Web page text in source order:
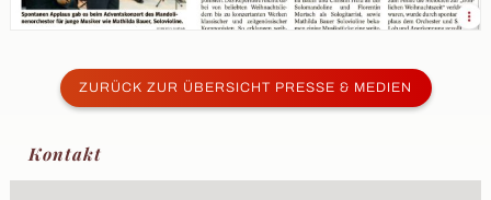
ZURÜCK ZUR ÜBERSICHT PRESSE & MEDIEN
Kontakt